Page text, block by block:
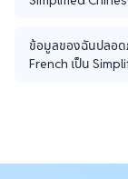
ข้อมูลของฉันปลอด
French เป็น